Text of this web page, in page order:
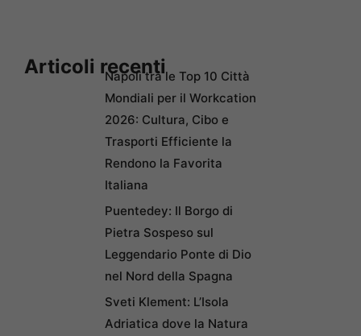
Articoli recentiNapoli tra le Top 10 Città
Mondiali per il Workcation
2026: Cultura, Cibo e
Trasporti Efficiente la
Rendono la Favorita
Italiana
Puentedey: Il Borgo di
Pietra Sospeso sul
Leggendario Ponte di Dio
nel Nord della Spagna
Sveti Klement: L’Isola
Adriatica dove la Natura